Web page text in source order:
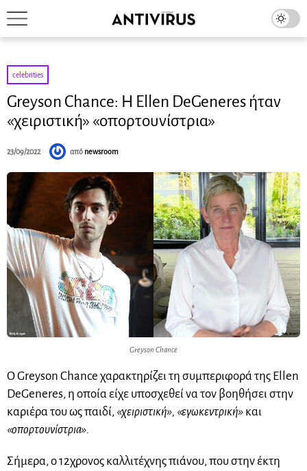
celebrities
Greyson Chance: Η Ellen DeGeneres ήταν
«χειριστική» «οπορτουνίστρια»
23/09/2022 από newsroom
Greyson Chance
Ο Greyson Chance χαρακτηρίζει τη συμπεριφορά της Ellen
DeGeneres, η οποία είχε υποσχεθεί να τον βοηθήσει στην
καριέρα του ως παιδί, «χειριστική», «εγωκεντρική» και
«οπορτουνίστρια».
Σήμερα, ο 12χρονος καλλιτέχνης πιάνου, που στην έκτη